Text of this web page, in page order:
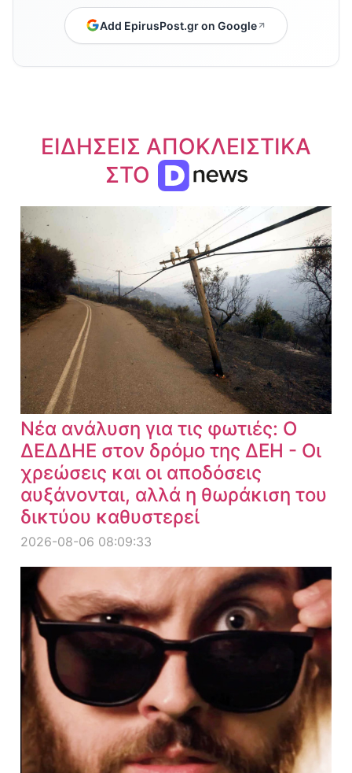
Add EpirusPost.gr on Google
ΕΙΔΗΣΕΙΣ ΑΠΟΚΛΕΙΣΤΙΚΑ
ΣΤΟ
Νέα ανάλυση για τις φωτιές: Ο
ΔΕΔΔΗΕ στον δρόμο της ΔΕΗ - Οι
χρεώσεις και οι αποδόσεις
αυξάνονται, αλλά η θωράκιση του
δικτύου καθυστερεί
2026-08-06 08:09:33